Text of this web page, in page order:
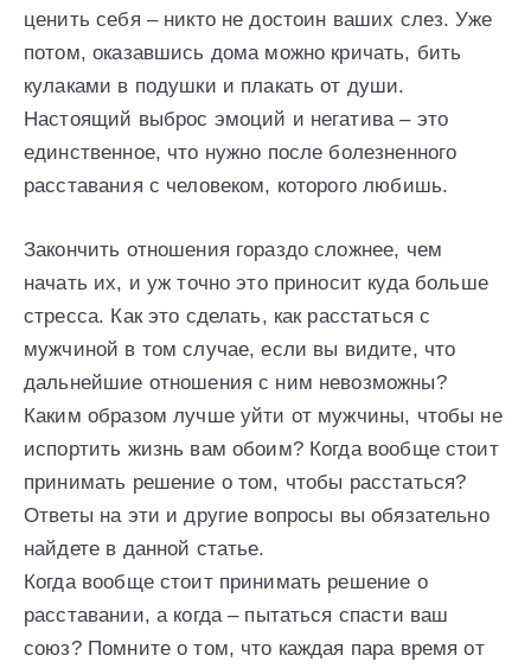
ценить себя – никто не достоин ваших слез. Уже
потом, оказавшись дома можно кричать, бить
кулаками в подушки и плакать от души.
Настоящий выброс эмоций и негатива – это
единственное, что нужно после болезненного
расставания с человеком, которого любишь.
Закончить отношения гораздо сложнее, чем
начать их, и уж точно это приносит куда больше
стресса. Как это сделать, как расстаться с
мужчиной в том случае, если вы видите, что
дальнейшие отношения с ним невозможны?
Каким образом лучше уйти от мужчины, чтобы не
испортить жизнь вам обоим? Когда вообще стоит
принимать решение о том, чтобы расстаться?
Ответы на эти и другие вопросы вы обязательно
найдете в данной статье.
Когда вообще стоит принимать решение о
расставании, а когда – пытаться спасти ваш
союз? Помните о том, что каждая пара время от